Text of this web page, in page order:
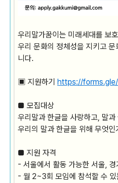
우리말가꿈이는 미래세대를 보
우리 문화의 정체성을 지키고
니다.
▣ 지원하기 https://forms.gle/
■ 모집대상
우리말과 한글을 사랑하고, 말
우리의 말과 한글을 위해 무엇
■ 지원 자격
- 서울에서 활동 가능한 서울,
- 월 2~3회 모임에 참석할 수 있